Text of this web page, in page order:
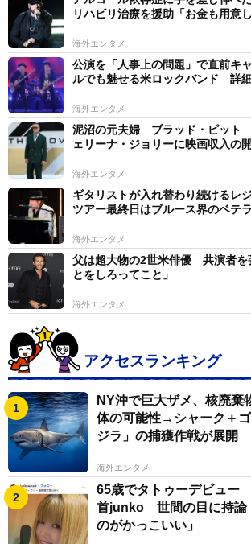
リハビリ治療を援助「お金も用意
海外エンタメ
公演を「人事上の問題」で直前キ
ルでも魅せる米ロックバンド 詳
海外エンタメ
泥沼の元夫婦 ブラッド・ピット
ェリーナ・ジョリーに映画収入の
海外エンタメ
ギタリストが入れ替わり続ける
ツアー最終日はブルース界のベテ
海外エンタメ
父は超大物の2世米俳優 共演者を
とをしろってこと」
海外エンタメ
アクセスランキング
NY沖で巨大ザメ、核廃棄
体の可能性→シャーク＋
ジラ」の捕獲作戦が展開
海外エンタメ
65歳でタトゥーデビュー
首junko 世間の目に持
のがかっこいい」